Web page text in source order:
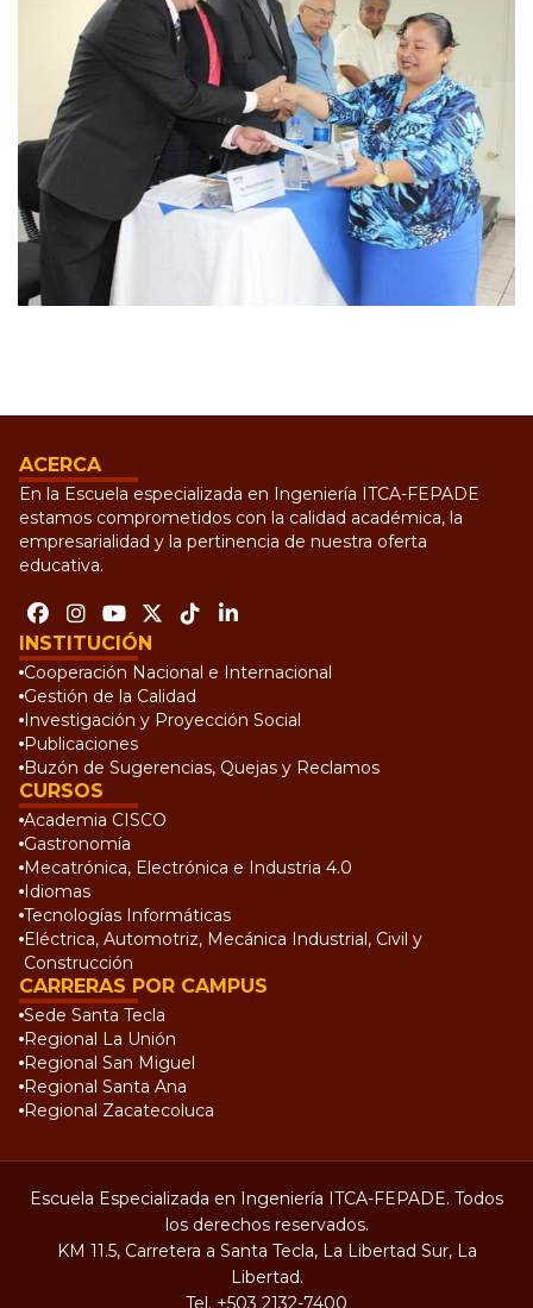
ACERCA
En la Escuela especializada en Ingeniería ITCA-FEPADE
estamos comprometidos con la calidad académica, la
empresarialidad y la pertinencia de nuestra oferta
educativa.
INSTITUCIÓN
Cooperación Nacional e Internacional
Gestión de la Calidad
Investigación y Proyección Social
Publicaciones
Buzón de Sugerencias, Quejas y Reclamos
CURSOS
Academia CISCO
Gastronomía
Mecatrónica, Electrónica e Industria 4.0
Idiomas
Tecnologías Informáticas
Eléctrica, Automotriz, Mecánica Industrial, Civil y
Construcción
CARRERAS POR CAMPUS
Sede Santa Tecla
Regional La Unión
Regional San Miguel
Regional Santa Ana
Regional Zacatecoluca
Escuela Especializada en Ingeniería ITCA-FEPADE. Todos
los derechos reservados.
KM 11.5, Carretera a Santa Tecla, La Libertad Sur, La
Libertad.
Tel. +503 2132-7400